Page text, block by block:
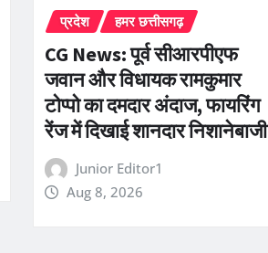
प्रदेश हमर छत्तीसगढ़
CG News: पूर्व सीआरपीएफ
जवान और विधायक रामकुमार
टोप्पो का दमदार अंदाज, फायरिंग
रेंज में दिखाई शानदार निशानेबाजी
Junior Editor1
Aug 8, 2026